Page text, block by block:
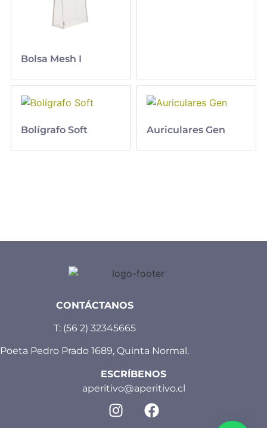
Bolsa Mesh I
Bolígrafo Soft Auriculares Gen
CONTÁCTANOS
T: (56 2) 32345665
Poeta Pedro Prado 1689, Quinta Normal.
ESCRÍBENOS
aperitivo@aperitivo.cl